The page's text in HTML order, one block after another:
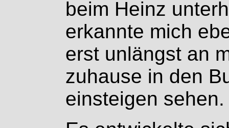
beim Heinz
erkannte mich
erst unlängst an
zuhause in den
einsteigen sehen.